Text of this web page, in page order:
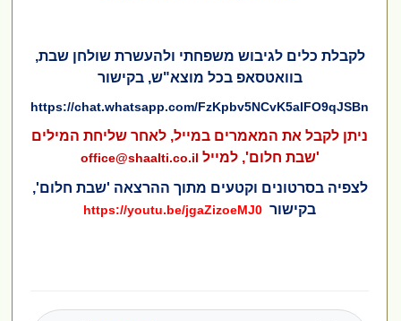
לקבלת כלים לגיבוש משפחתי ולהעשרת שולחן שבת,
בוואטסאפ בכל מוצא"ש, בקישור
https://chat.whatsapp.com/FzKpbv5NCvK5aIFO9qJSBn
ניתן לקבל את המאמרים במייל, לאחר שליחת המילים
'שבת חלום', למייל office@shaalti.co.il
לצפיה בסרטונים וקטעים מתוך ההרצאה 'שבת חלום',
בקישור https://youtu.be/jgaZizoeMJ0